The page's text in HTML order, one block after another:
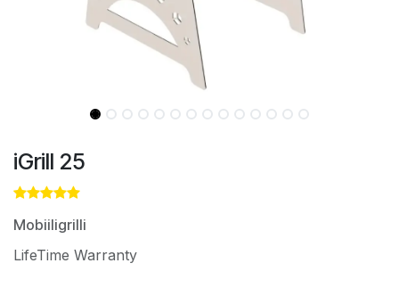
iGrill 25
Mobiiligrilli
LifeTime Warranty